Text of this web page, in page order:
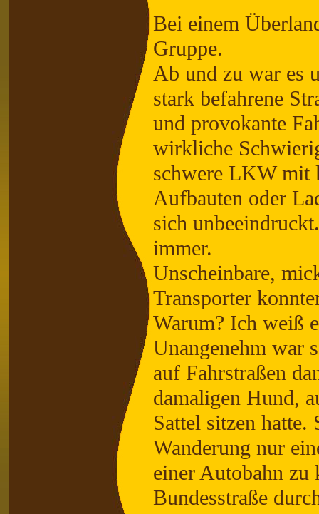
Bei einem
Gruppe.
Ab und zu war es
stark befahrene
und provokante
wirkliche
schwere LKW mit
Aufbauten oder
sich
immer.
Unscheinbare,
Transporter
Warum? Ich weiß
Unangenehm war
auf Fahrstraßen
damaligen Hund,
Sattel sitzen hatte.
Wanderung nur
einer Autobahn
Bundesstraße